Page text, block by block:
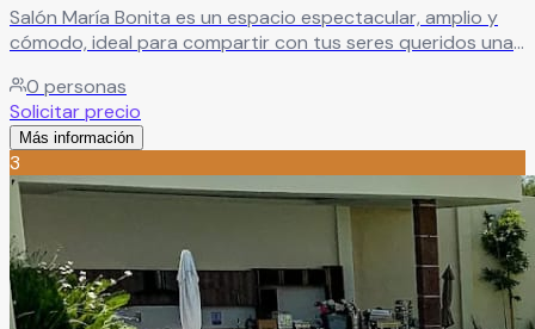
Salón María Bonita es un espacio espectacular, amplio y
cómodo, ideal para compartir con tus seres queridos una
necesario para que tu evento sea único, especial e
irrepetible, creando momentos inolvidables en un
ambiente diseñado para disfrutar al máximo.
0 personas
Solicitar precio
Más información
3